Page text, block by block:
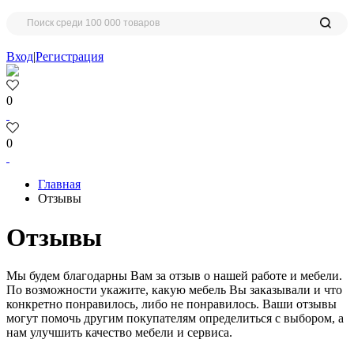
Вход|Регистрация
0
0
Главная
Отзывы
Отзывы
Мы будем благодарны Вам за отзыв о нашей работе и мебели.
По возможности укажите, какую мебель Вы заказывали и что
конкретно понравилось, либо не понравилось. Ваши отзывы
могут помочь другим покупателям определиться с выбором, а
нам улучшить качество мебели и сервиса.